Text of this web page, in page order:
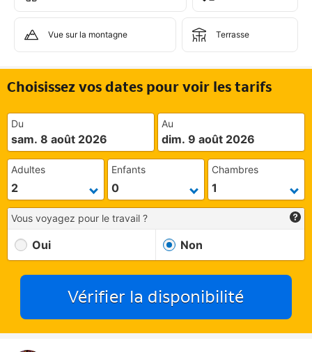
Vue sur la montagne Terrasse
Choisissez vos dates pour voir les tarifs
Du
sam. 8 août 2026
Au
dim. 9 août 2026
Adultes Enfants Chambres
Vous voyagez pour le travail ?
Oui Non
Vérifier la disponibilité